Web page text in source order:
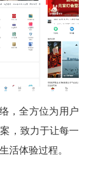
，全方位为用户
，致力于让每一
活体验过程。